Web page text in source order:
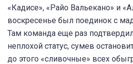
«Кадисе», «Райо Вальекано» и
воскресенье был поединок с
Там команда еще раз
неплохой статус, сумев
до этого «сливочные» всех